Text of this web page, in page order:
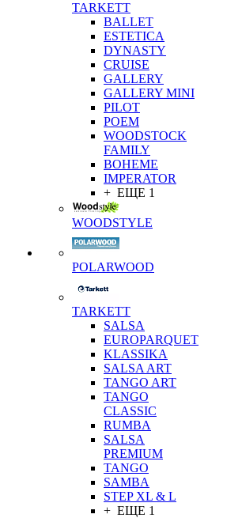
TARKETT
BALLET
ESTETICA
DYNASTY
CRUISE
GALLERY
GALLERY MINI
PILOT
POEM
WOODSTOCK
FAMILY
BOHEME
IMPERATOR
+ ЕЩЕ 1
WOODSTYLE
POLARWOOD
TARKETT
SALSA
EUROPARQUET
KLASSIKA
SALSA ART
TANGO ART
TANGO
CLASSIC
RUMBA
SALSA
PREMIUM
TANGO
SAMBA
STEP XL & L
+ ЕЩЕ 1